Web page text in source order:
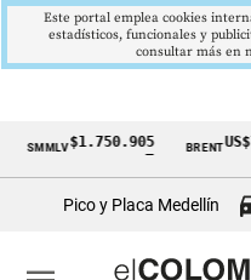
Cintillo
económicos
$1.750.905 BRENT US$73,48
▼ 1.12
Pico y Placa Medellín
Este portal emplea cookies
estadísticos, funcionales y
consultar más en